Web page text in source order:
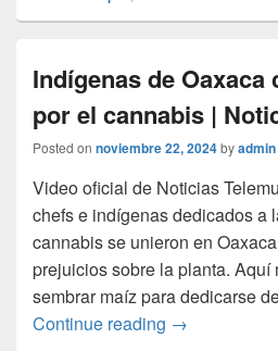
Indígenas de Oaxaca
por el cannabis |
Posted on noviembre 22, 2024byadmin
Video oficial de Noticias
chefs e indígenas dedicados a
cannabis se unieron en
prejuicios sobre la planta. Aquí
sembrar maíz para dedicarse
Continue reading Indígenas de
→